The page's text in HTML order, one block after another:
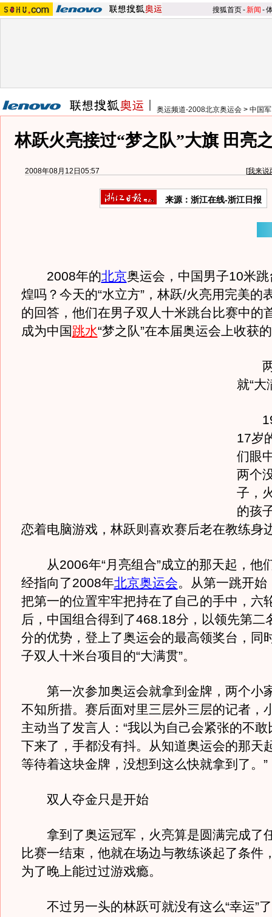
搜狐首页-新闻 -
奥运频道-2008北京奥运会 > 中国
林跃火亮接过“梦之队”大旗 田亮
2008年08月12日05:57 [我来说
来源：浙江在线-浙江日报
2008年的北京奥运会，中国男子10米
煌吗？今天的“水立方”，林跃/火亮用完美的
的回答，他们在男子双人十米跳台比赛中的
成为中国跳水“梦之队”在本届奥运会上收获
两
就“大
19
17岁
们眼
两个
子，
的孩
恋着电脑游戏，林跃则喜欢赛后老在教练身
从2006年“月亮组合”成立的那天起，他
经指向了2008年北京奥运会。从第一跳开始
把第一的位置牢牢把持在了自己的手中，六
后，中国组合得到了468.18分，以领先第二
分的优势，登上了奥运会的最高领奖台，同
子双人十米台项目的“大满贯”。
第一次参加奥运会就拿到金牌，两个小
不知所措。赛后面对里三层外三层的记者，
主动当了发言人：“我以为自己会紧张的不
下来了，手都没有抖。从知道奥运会的那天
等待着这块金牌，没想到这么快就拿到了。”
双人夺金只是开始
拿到了奥运冠军，火亮算是圆满完成了
比赛一结束，他就在场边与教练谈起了条件
为了晚上能过过游戏瘾。
不过另一头的林跃可就没有这么“幸运”